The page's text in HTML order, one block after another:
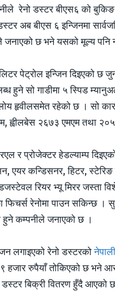
रेनो डस्टर बीएस६ को
अब बीएस ६ इन्जिनमा
जनाएको छ भने यसको मूल्य पनि
पेट्रोल इन्जिन दिइएको छ
हुने सो गाडीमा ५ स्पिड
हृवीलसमेत रहेको छ । सो
ह्वीलबेस २६७३ एमएम तथा
र प्रोजेक्टर हेडल्याम्प
एयर कन्डिसनर, हिटर,
रियर भ्यू मिरर जस्ता
रेनोमा पाउन सकिन्छ ।
हुने कम्पनीले जनाएको छ ।
लगाइएको रेनो डस्टरको
रुपैयाँ तोकिएको छ भने
बिक्री वितरण हुँदै आएको